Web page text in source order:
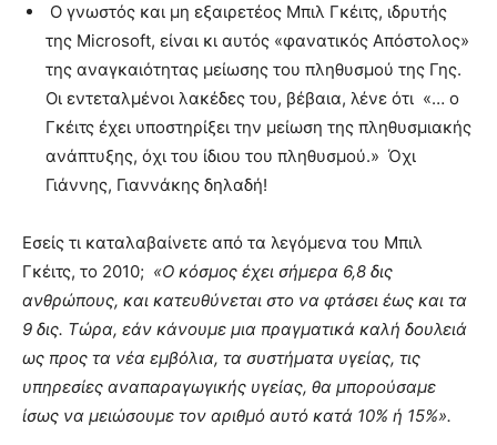
Ο γνωστός και μη εξαιρετέος Μπιλ Γκέιτς, ιδρυτής
της Microsoft, είναι κι αυτός «φανατικός Απόστολος»
της αναγκαιότητας μείωσης του πληθυσμού της Γης.
Οι εντεταλμένοι λακέδες του, βέβαια, λένε ότι «… ο
Γκέιτς έχει υποστηρίξει την μείωση της πληθυσμιακής
ανάπτυξης, όχι του ίδιου του πληθυσμού.» Όχι
Γιάννης, Γιαννάκης δηλαδή!
Εσείς τι καταλαβαίνετε από τα λεγόμενα του Μπιλ
Γκέιτς, το 2010; «Ο κόσμος έχει σήμερα 6,8 δις
ανθρώπους, και κατευθύνεται στο να φτάσει έως και τα
9 δις. Τώρα, εάν κάνουμε μια πραγματικά καλή δουλειά
ως προς τα νέα εμβόλια, τα συστήματα υγείας, τις
υπηρεσίες αναπαραγωγικής υγείας, θα μπορούσαμε
ίσως να μειώσουμε τον αριθμό αυτό κατά 10% ή 15%».